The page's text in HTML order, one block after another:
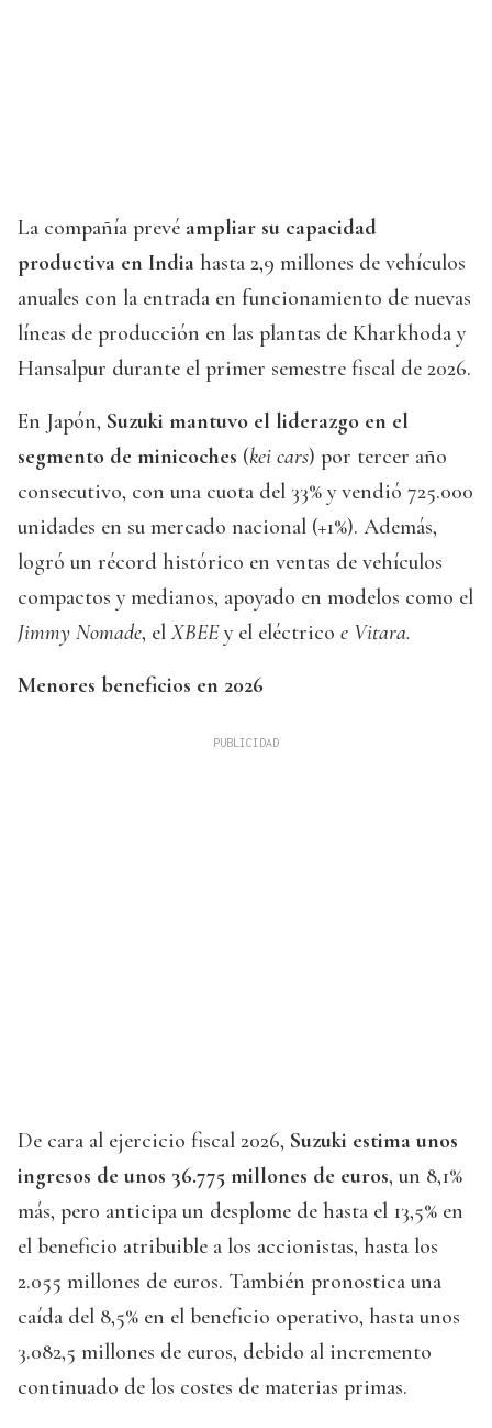
La compañía prevé ampliar su capacidad
productiva en India hasta 2,9 millones de vehículos
anuales con la entrada en funcionamiento de nuevas
líneas de producción en las plantas de Kharkhoda y
Hansalpur durante el primer semestre fiscal de 2026.
En Japón, Suzuki mantuvo el liderazgo en el
segmento de minicoches (kei cars) por tercer año
consecutivo, con una cuota del 33% y vendió 725.000
unidades en su mercado nacional (+1%). Además,
logró un récord histórico en ventas de vehículos
compactos y medianos, apoyado en modelos como el
Jimmy Nomade, el XBEEy el eléctrico e Vitara.
Menores beneficios en 2026
De cara al ejercicio fiscal 2026, Suzuki estima unos
ingresos de unos 36.775 millones de euros, un 8,1%
más, pero anticipa un desplome de hasta el 13,5% en
el beneficio atribuible a los accionistas, hasta los
2.055 millones de euros. También pronostica una
caída del 8,5% en el beneficio operativo, hasta unos
3.082,5 millones de euros, debido al incremento
continuado de los costes de materias primas.